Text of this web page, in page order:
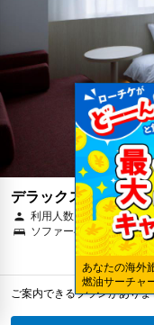
デラックス ツイン
利用人数 3名
ソファーベッド 1台 & シ
ご案内できるプランがあり
あなたの海外
燃油サーチャ
ク！